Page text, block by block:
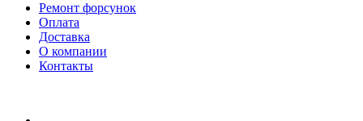
Ремонт форсунок
Оплата
Доставка
О компании
Контакты